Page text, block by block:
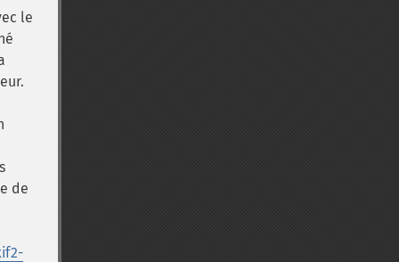
le
de